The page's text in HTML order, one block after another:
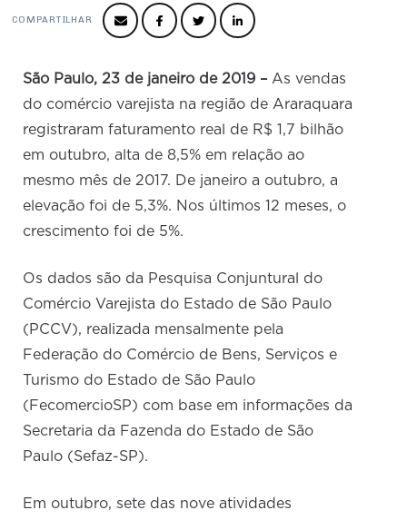
Afixação de preços e fiscalização
Logística Reversa
SENAC
Cecomercio
Prêmio de Sustentabilidade
Conselho de Assuntos Tributários
Conselho de Economia Empresarial e Política
Conselho Superior de Direito
Conselho do Comércio Atacadista
Conselho de Serviços
Conselho de Relações Internacionais
Conselho de Comércio Eletrônico
COMPARTILHAR
São Paulo, 23 de janeiro de 2019 – As vendas
do comércio varejista na região de Araraquara
registraram faturamento real de R$ 1,7 bilhão
em outubro, alta de 8,5% em relação ao
mesmo mês de 2017. De janeiro a outubro, a
elevação foi de 5,3%. Nos últimos 12 meses, o
crescimento foi de 5%.
Os dados são da Pesquisa Conjuntural do
Comércio Varejista do Estado de São Paulo
(PCCV), realizada mensalmente pela
Federação do Comércio de Bens, Serviços e
Turismo do Estado de São Paulo
(FecomercioSP) com base em informações da
Secretaria da Fazenda do Estado de São
Paulo (Sefaz-SP).
Em outubro, sete das nove atividades